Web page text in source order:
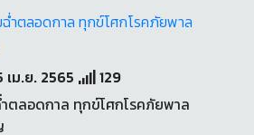
ม.ย. 2565
129
ำตลอดกาล ทุกข์โศกโรคภัยพาล